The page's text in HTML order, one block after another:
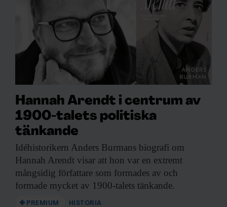
Hannah Arendt i centrum av
1900-talets politiska
tänkande
Idéhistorikern Anders Burmans biografi om
Hannah Arendt visar att hon var en extremt
mångsidig författare som formades av och
formade mycket av 1900-talets tänkande.
PREMIUM HISTORIA